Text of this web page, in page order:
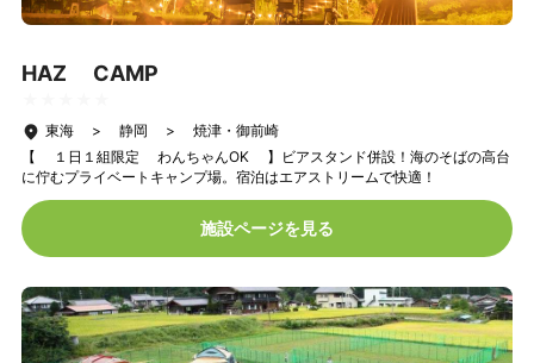
HAZ CAMP
東海 > 静岡 > 焼津・御前崎
【 １日１組限定 わんちゃんOK 】ビアスタンド併設！海のそばの高台
に佇むプライベートキャンプ場。宿泊はエアストリームで快適！
施設ページを見る